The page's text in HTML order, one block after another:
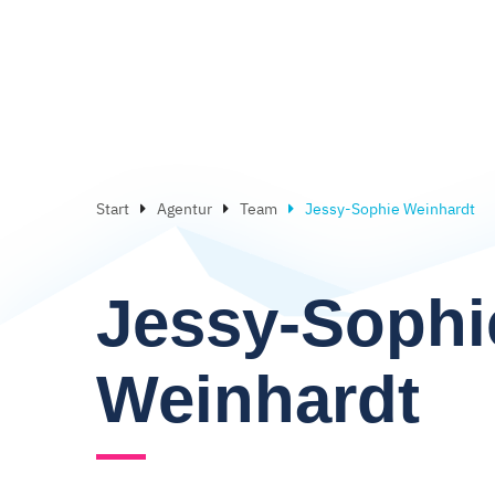
Start Agentur Team Jessy-Sophie Weinhardt
Jessy-
Weinhardt